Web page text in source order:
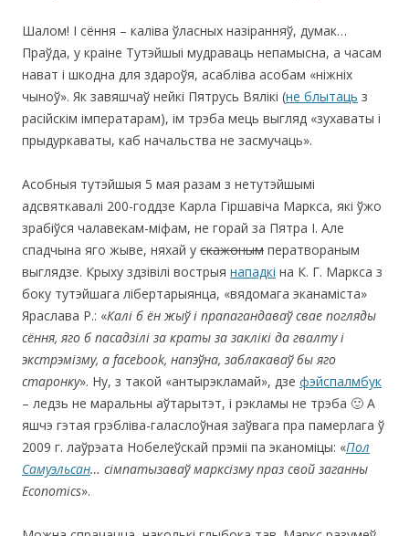
Шалом! І сёння – каліва ўласных назіранняў, думак…
Праўда, у краіне Тутэйшыі мудраваць непамысна, а часам
нават і шкодна для здароўя, асабліва асобам «ніжніх
чыноў». Як завяшчаў нейкі Пятрусь Вялікі (не блытаць з
расійскім імператарам), ім трэба мець выгляд «зухаваты і
прыдуркаваты, каб начальства не засмучаць».
Асобныя тутэйшыя 5 мая разам з нетутэйшымі
адсвяткавалі 200-годдзе Карла Гіршавіча Маркса, які ўжо
зрабіўся чалавекам-міфам, не горай за Пятра І. Але
спадчына яго жыве, няхай у скажоным ператвораным
выглядзе. Крыху здзівілі вострыя нападкі на К. Г. Маркса з
боку тутэйшага лібертарыянца, «вядомага эканаміста»
Яраслава Р.: «Калі б ён жыў і прапагандаваў свае погляды
сёння, яго б пасадзілі за краты за заклікі да гвалту і
экстрэмізму, а facebook, напэўна, заблакаваў бы яго
старонку». Ну, з такой «антырэкламай», дзе фэйспалмбук
– ледзь не маральны аўтарытэт, і рэкламы не трэба 🙂 А
яшчэ гэтая грэбліва-галаслоўная заўвага пра памерлага ў
2009 г. лаўрэата Нобелеўскай прэміі па эканоміцы: «Пол
Самуэльсан… сімпатызаваў марксізму праз свой заганны
Economics».